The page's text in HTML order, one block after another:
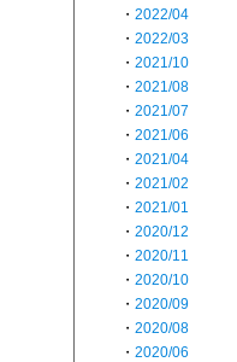
・ 2022/04
・ 2022/03
・ 2021/10
・ 2021/08
・ 2021/07
・ 2021/06
・ 2021/04
・ 2021/02
・ 2021/01
・ 2020/12
・ 2020/11
・ 2020/10
・ 2020/09
・ 2020/08
・ 2020/06